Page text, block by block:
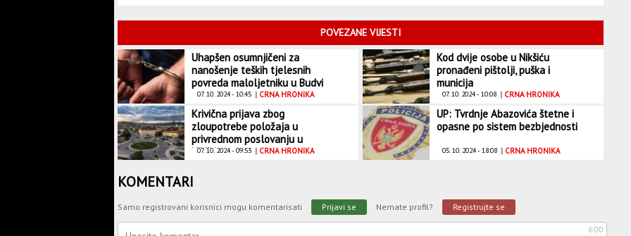
POVEZANE VIJESTI
Uhapšen osumnjičeni za
nanošenje teških tjelesnih
povreda maloljetniku u Budvi
07. 10. 2024 - 10:45 | CRNA HRONIKA
Kod dvije osobe u Nikšiću
pronađeni pištolji, puška i
municija
07. 10. 2024 - 10:08 | CRNA HRONIKA
Krivična prijava zbog
zloupotrebe položaja u
privrednom poslovanju u
Nikšiću
07. 10. 2024 - 09:53 | CRNA HRONIKA
UP: Tvrdnje Abazovića štetne i
opasne po sistem bezbjednosti
05. 10. 2024 - 18:08 | CRNA HRONIKA
KOMENTARI
Samo registrovani korisnici mogu komentarisati Prijavi se Nemate profil? Registrujte se
600